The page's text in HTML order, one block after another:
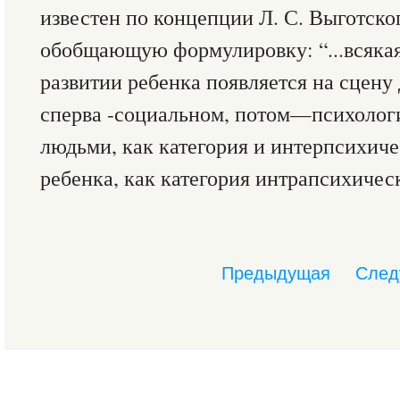
известен по концепции Л. С.
обобщающую формулировку:
развитии ребенка появляется на
сперва -социальном,
людьми, как категория и
ребенка, как категория
Предыдущая